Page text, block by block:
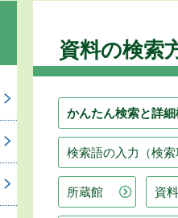
資料の検索
かんたん検索と詳
検索語の入力（検索
所蔵館 資